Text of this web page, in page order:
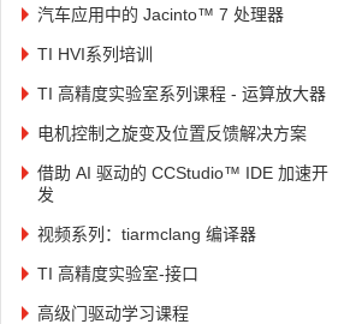
汽车应用中的 Jacinto™ 7 处理器
TI HVI系列培训
TI 高精度实验室系列课程 - 运算放大器
电机控制之旋变及位置反馈解决方案
借助 AI 驱动的 CCStudio™ IDE 加速开
发
视频系列：tiarmclang 编译器
TI 高精度实验室-接口
高级门驱动学习课程